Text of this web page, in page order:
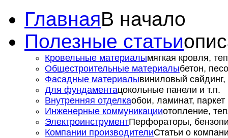
ГлавнаяВ начало
Полезные статьи
Кровельные материалымягкая кровля,
Общестроительные материалыбетон,
Фасадные материалывиниловый сайдинг,
Для фундаментацокольные панели и т.п.
Внутренняя отделкаобои, ламинат, паркет
Инженерные коммуникацииотопление,
ЭлектроинструментПерфораторы,
Компании производителиСтатьи о